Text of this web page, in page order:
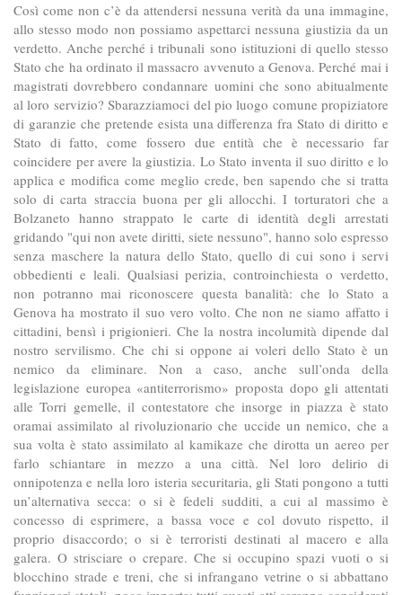
Così come non c’è da attendersi nessuna verità da una immagine,
allo stesso modo non possiamo aspettarci nessuna giustizia da un
verdetto. Anche perché i tribunali sono istituzioni di quello stesso
Stato che ha ordinato il massacro avvenuto a Genova. Perché mai i
magistrati dovrebbero condannare uomini che sono abitualmente
al loro servizio? Sbarazziamoci del pio luogo comune propiziatore
di garanzie che pretende esista una differenza fra Stato di diritto e
Stato di fatto, come fossero due entità che è necessario far
coincidere per avere la giustizia. Lo Stato inventa il suo diritto e lo
applica e modifica come meglio crede, ben sapendo che si tratta
solo di carta straccia buona per gli allocchi. I torturatori che a
Bolzaneto hanno strappato le carte di identità degli arrestati
gridando "qui non avete diritti, siete nessuno", hanno solo espresso
senza maschere la natura dello Stato, quello di cui sono i servi
obbedienti e leali. Qualsiasi perizia, controinchiesta o verdetto,
non potranno mai riconoscere questa banalità: che lo Stato a
Genova ha mostrato il suo vero volto. Che non ne siamo affatto i
cittadini, bensì i prigionieri. Che la nostra incolumità dipende dal
nostro servilismo. Che chi si oppone ai voleri dello Stato è un
nemico da eliminare. Non a caso, anche sull’onda della
legislazione europea «antiterrorismo» proposta dopo gli attentati
alle Torri gemelle, il contestatore che insorge in piazza è stato
oramai assimilato al rivoluzionario che uccide un nemico, che a
sua volta è stato assimilato al kamikaze che dirotta un aereo per
farlo schiantare in mezzo a una città. Nel loro delirio di
onnipotenza e nella loro isteria securitaria, gli Stati pongono a tutti
un’alternativa secca: o si è fedeli sudditi, a cui al massimo è
concesso di esprimere, a bassa voce e col dovuto rispetto, il
proprio disaccordo; o si è terroristi destinati al macero e alla
galera. O strisciare o crepare. Che si occupino spazi vuoti o si
blocchino strade e treni, che si infrangano vetrine o si abbattano